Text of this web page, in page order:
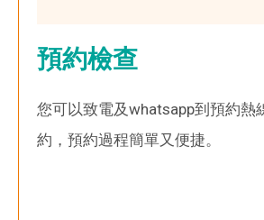
預約檢查
您可以致電及whatsapp到預約熱
約，預約過程簡單又便捷。